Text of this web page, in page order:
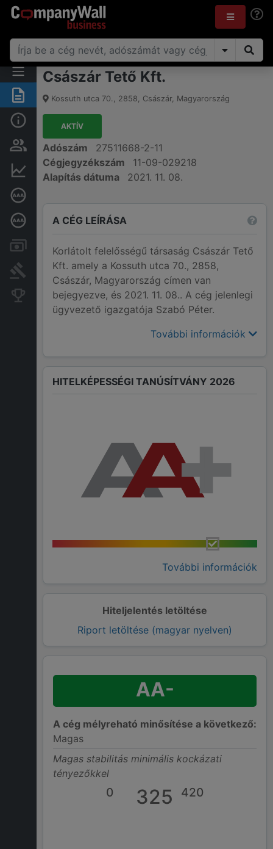
Összegzés
Alap információk
Személyek és tulajdonjog
Pénzügyi információk
Mélyreható hitelminősítés
Számlák és zárolások
Bírósági eljárások
Konkurens cégek
Császár Tető Kft.
Kossuth utca 70., 2858, Császár, Magyarország
AKTÍV
Adószám
27511668-2-11
Cégjegyzékszám
11-09-029218
Alapítás dátuma
2021. 11. 08.
A CÉG LEÍRÁSA
Korlátolt felelősségű társaság Császár Tető
Kft. amely a Kossuth utca 70., 2858,
Császár, Magyarország címen van
bejegyezve, és 2021. 11. 08.. A cég jelenlegi
ügyvezető igazgatója Szabó Péter.
További információk
HITELKÉPESSÉGI TANÚSÍTVÁNY 2026
További információk
Hiteljelentés letöltése
Riport letöltése (magyar nyelven)
AA-
A cég mélyreható minősítése a következő:
Magas
Magas stabilitás minimális kockázati
tényezőkkel
0 325 420